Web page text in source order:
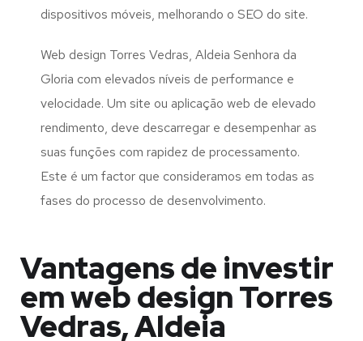
dispositivos móveis, melhorando o SEO do site.
Web design Torres Vedras, Aldeia Senhora da
Gloria com elevados níveis de performance e
velocidade. Um site ou aplicação web de elevado
rendimento, deve descarregar e desempenhar as
suas funções com rapidez de processamento.
Este é um factor que consideramos em todas as
fases do processo de desenvolvimento.
Vantagens de investir
em web design Torres
Vedras, Aldeia